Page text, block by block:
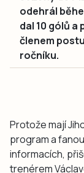
odehrál
dal 10 gólů a
členem
ročníku.
Protože mají
program a
informacích,
trenérem